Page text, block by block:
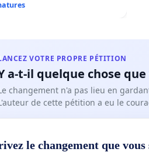
Le Roseau!
VOTRE PROPRE PÉTITION
a-t-il quelque chose
changement n'a pas lieu en
de cette pétition a eu le
le changement que